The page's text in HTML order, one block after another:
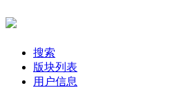
搜索
版块列表
用户信息